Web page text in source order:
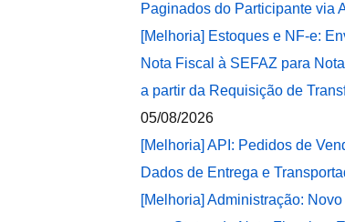
Paginados do Participante via
[Melhoria] Estoques e NF-e:
Nota Fiscal à SEFAZ para
a partir da Requisição de
05/08/2026
[Melhoria] API: Pedidos de
Dados de Entrega e
[Melhoria] Administração: